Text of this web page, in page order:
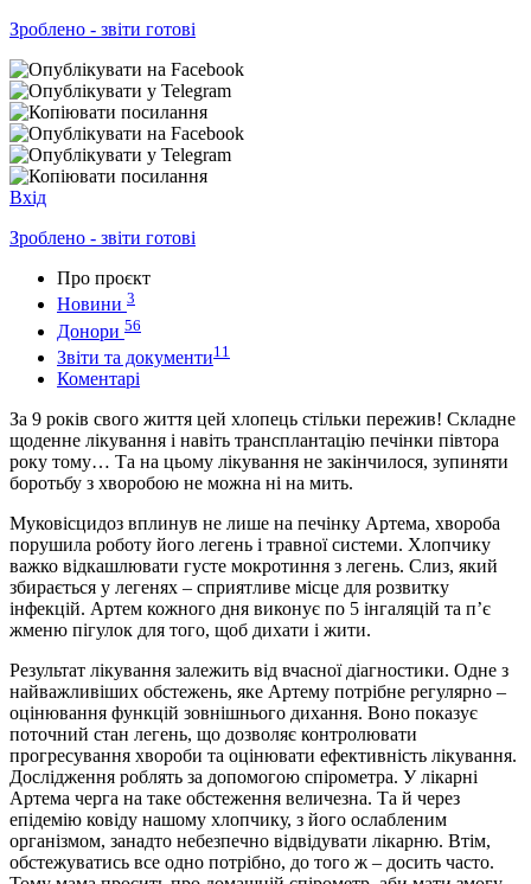
Зроблено - звіти готові
Вхід
Зроблено - звіти готові
Про проєкт
Новини 3
Донори 56
Звіти та документи11
Коментарі
За 9 років свого життя цей хлопець стільки пережив! Складне
щоденне лікування і навіть трансплантацію печінки півтора
року тому… Та на цьому лікування не закінчилося, зупиняти
боротьбу з хворобою не можна ні на мить.
Муковісцидоз вплинув не лише на печінку Артема, хвороба
порушила роботу його легень і травної системи. Хлопчику
важко відкашлювати густе мокротиння з легень. Слиз, який
збирається у легенях – сприятливе місце для розвитку
інфекцій. Артем кожного дня виконує по 5 інгаляцій та п’є
жменю пігулок для того, щоб дихати і жити.
Результат лікування залежить від вчасної діагностики. Одне з
найважливіших обстежень, яке Артему потрібне регулярно –
оцінювання функцій зовнішнього дихання. Воно показує
поточний стан легень, що дозволяє контролювати
прогресування хвороби та оцінювати ефективність лікування.
Дослідження роблять за допомогою спірометра. У лікарні
Артема черга на таке обстеження величезна. Та й через
епідемію ковіду нашому хлопчику, з його ослабленим
організмом, занадто небезпечно відвідувати лікарню. Втім,
обстежуватись все одно потрібно, до того ж – досить часто.